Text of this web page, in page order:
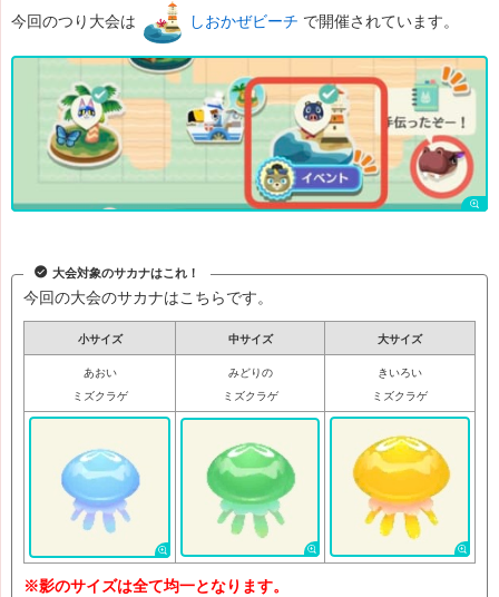
今回のつり大会は しおかぜビーチ で開催されています。
大会対象のサカナはこれ！
今回の大会のサカナはこちらです。
小サイズ 中サイズ 大サイズ
あおい
ミズクラゲ
みどりの
ミズクラゲ
きいろい
ミズクラゲ
※影のサイズは全て均一となります。